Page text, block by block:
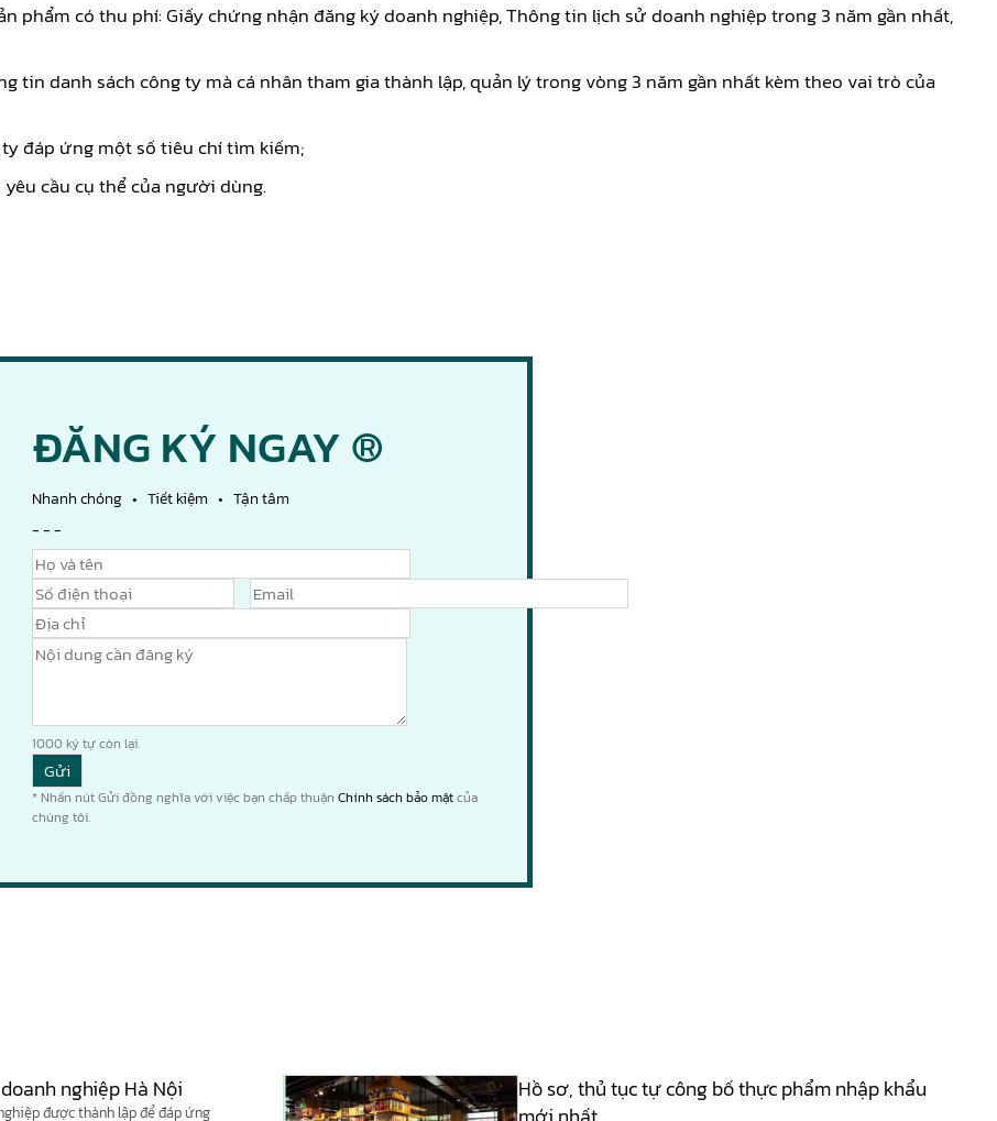
phẩm có thu phí: Giấy chứng nhận đăng ký doanh nghiệp, Thông tin lịch sử doanh nghiệp trong 3 năm gần nhất,
tin danh sách công ty mà cá nhân tham gia thành lập, quản lý trong vòng 3 năm gần nhất kèm theo vai trò của
ty đáp ứng một số tiêu chí tìm kiếm;
cầu cụ thể của người dùng.
ĐĂNG KÝ NGAY ®
Nhanh chóng • Tiết kiệm • Tận tâm
- - -
1000 ký tự còn lại.
* Nhấn nút Gửi đồng nghĩa với việc bạn chấp thuận Chính sách bảo mậtcủa
chúng tôi.
nghiệp Hà Nội
được thành lập để đáp ứng
Hồ sơ, thủ tục tự công bố thực phẩm nhập khẩu